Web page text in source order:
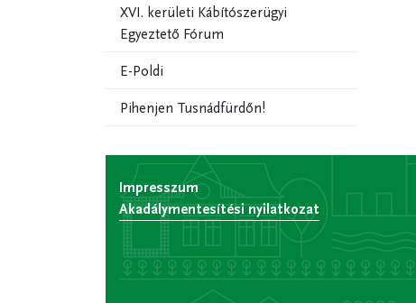
XVI. kerületi Kábítószerügyi
Egyeztető Fórum
E-Poldi
Pihenjen Tusnádfürdőn!
Impresszum
Akadálymentesítési nyilatkozat